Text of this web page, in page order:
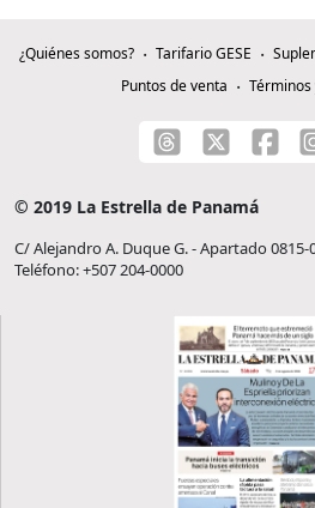
¿Quiénes somos? Tarifario GESE
Puntos de venta
© 2019 La Estrella de Panamá
C/ Alejandro A. Duque G. - Apartado 0815-
Teléfono: +507 204-0000